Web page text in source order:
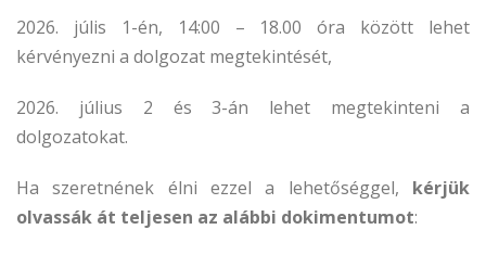
2026. júlis 1-én, 14:00 – 18.00 óra között lehet
kérvényezni a dolgozat megtekintését,
2026. július 2 és 3-án lehet megtekinteni a
dolgozatokat.
Ha szeretnének élni ezzel a lehetőséggel, kérjük
olvassák át teljesen az alábbi dokimentumot: